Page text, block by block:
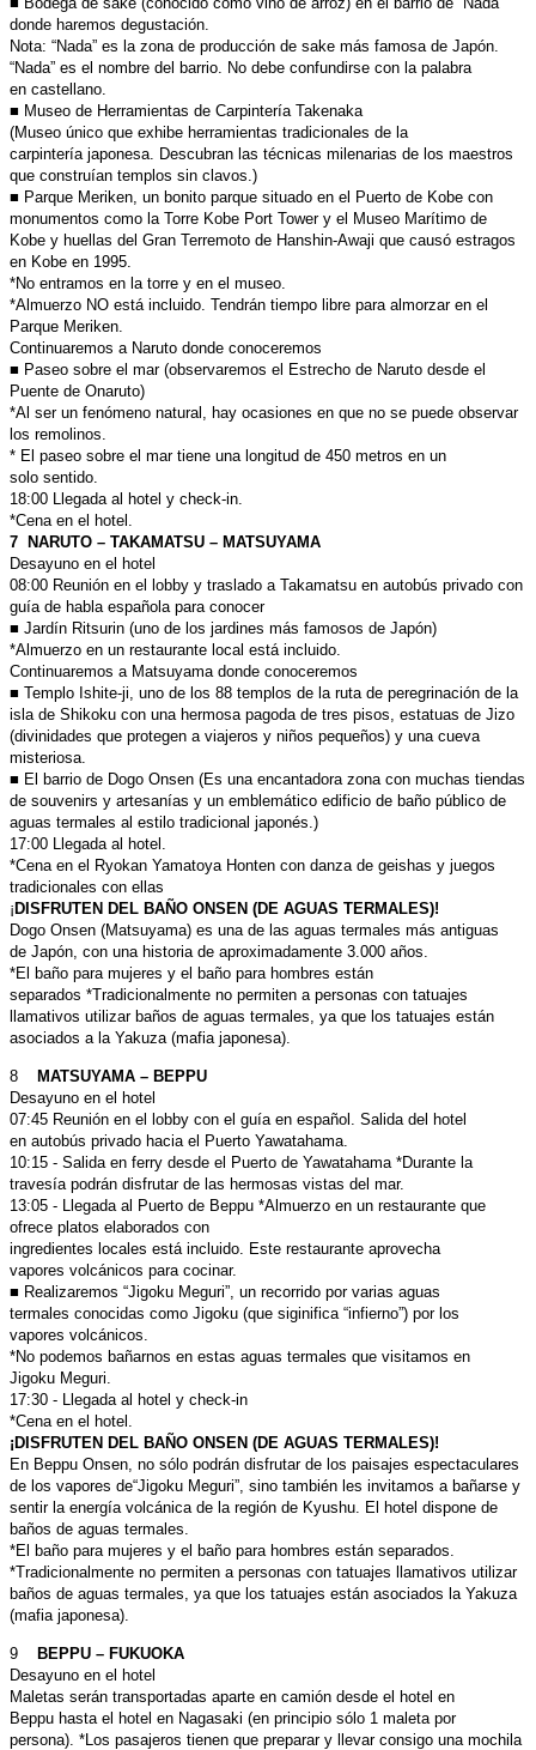
donde haremos degustación.
Nota: “Nada” es la zona de producción de sake más famosa de Japón.
“Nada” es el nombre del barrio. No debe confundirse con la palabra
en castellano.
■ Museo de Herramientas de Carpintería Takenaka
(Museo único que exhibe herramientas tradicionales de la
carpintería japonesa. Descubran las técnicas milenarias de los maestros
que construían templos sin clavos.)
■ Parque Meriken, un bonito parque situado en el Puerto de Kobe con
monumentos como la Torre Kobe Port Tower y el Museo Marítimo de
Kobe y huellas del Gran Terremoto de Hanshin-Awaji que causó estragos
en Kobe en 1995.
*No entramos en la torre y en el museo.
*Almuerzo NO está incluido. Tendrán tiempo libre para almorzar en el
Parque Meriken.
Continuaremos a Naruto donde conoceremos
■ Paseo sobre el mar (observaremos el Estrecho de Naruto desde el
Puente de Onaruto)
*Al ser un fenómeno natural, hay ocasiones en que no se puede observar
los remolinos.
* El paseo sobre el mar tiene una longitud de 450 metros en un
solo sentido.
18:00 Llegada al hotel y check-in.
*Cena en el hotel.
7 NARUTO – TAKAMATSU – MATSUYAMA
Desayuno en el hotel
08:00 Reunión en el lobby y traslado a Takamatsu en autobús privado con
guía de habla española para conocer
■ Jardín Ritsurin (uno de los jardines más famosos de Japón)
*Almuerzo en un restaurante local está incluido.
Continuaremos a Matsuyama donde conoceremos
■ Templo Ishite-ji, uno de los 88 templos de la ruta de peregrinación de la
isla de Shikoku con una hermosa pagoda de tres pisos, estatuas de Jizo
(divinidades que protegen a viajeros y niños pequeños) y una cueva
misteriosa.
■ El barrio de Dogo Onsen (Es una encantadora zona con muchas tiendas
de souvenirs y artesanías y un emblemático edificio de baño público de
aguas termales al estilo tradicional japonés.)
17:00 Llegada al hotel.
*Cena en el Ryokan Yamatoya Honten con danza de geishas y juegos
tradicionales con ellas
¡DISFRUTEN DEL BAÑO ONSEN (DE AGUAS TERMALES)!
Dogo Onsen (Matsuyama) es una de las aguas termales más antiguas
de Japón, con una historia de aproximadamente 3.000 años.
*El baño para mujeres y el baño para hombres están
separados *Tradicionalmente no permiten a personas con tatuajes
llamativos utilizar baños de aguas termales, ya que los tatuajes están
asociados a la Yakuza (mafia japonesa).
8 MATSUYAMA – BEPPU
Desayuno en el hotel
07:45 Reunión en el lobby con el guía en español. Salida del hotel
en autobús privado hacia el Puerto Yawatahama.
10:15 - Salida en ferry desde el Puerto de Yawatahama *Durante la
travesía podrán disfrutar de las hermosas vistas del mar.
13:05 - Llegada al Puerto de Beppu *Almuerzo en un restaurante que
ofrece platos elaborados con
ingredientes locales está incluido. Este restaurante aprovecha
vapores volcánicos para cocinar.
■ Realizaremos “Jigoku Meguri”, un recorrido por varias aguas
termales conocidas como Jigoku (que siginifica “infierno”) por los
vapores volcánicos.
*No podemos bañarnos en estas aguas termales que visitamos en
Jigoku Meguri.
17:30 - Llegada al hotel y check-in
*Cena en el hotel.
¡DISFRUTEN DEL BAÑO ONSEN (DE AGUAS TERMALES)!
En Beppu Onsen, no sólo podrán disfrutar de los paisajes espectaculares
de los vapores de“Jigoku Meguri”, sino también les invitamos a bañarse y
sentir la energía volcánica de la región de Kyushu. El hotel dispone de
baños de aguas termales.
*El baño para mujeres y el baño para hombres están separados.
*Tradicionalmente no permiten a personas con tatuajes llamativos utilizar
baños de aguas termales, ya que los tatuajes están asociados la Yakuza
(mafia japonesa).
9 BEPPU – FUKUOKA
Desayuno en el hotel
Maletas serán transportadas aparte en camión desde el hotel en
Beppu hasta el hotel en Nagasaki (en principio sólo 1 maleta por
persona). *Los pasajeros tienen que preparar y llevar consigo una mochila